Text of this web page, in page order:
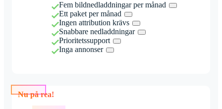
Fem bildnedladdningar per månad
Ett paket per månad
Ingen attribution krävs
Snabbare nedladdningar
Prioritetssupport
Inga annonser
Nu på rea!